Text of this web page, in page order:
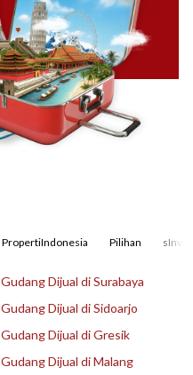
PropertiIndonesia Pilihan
Gudang Dijual di Surabaya
Gudang Dijual di Sidoarjo
Gudang Dijual di Gresik
Gudang Dijual di Malang